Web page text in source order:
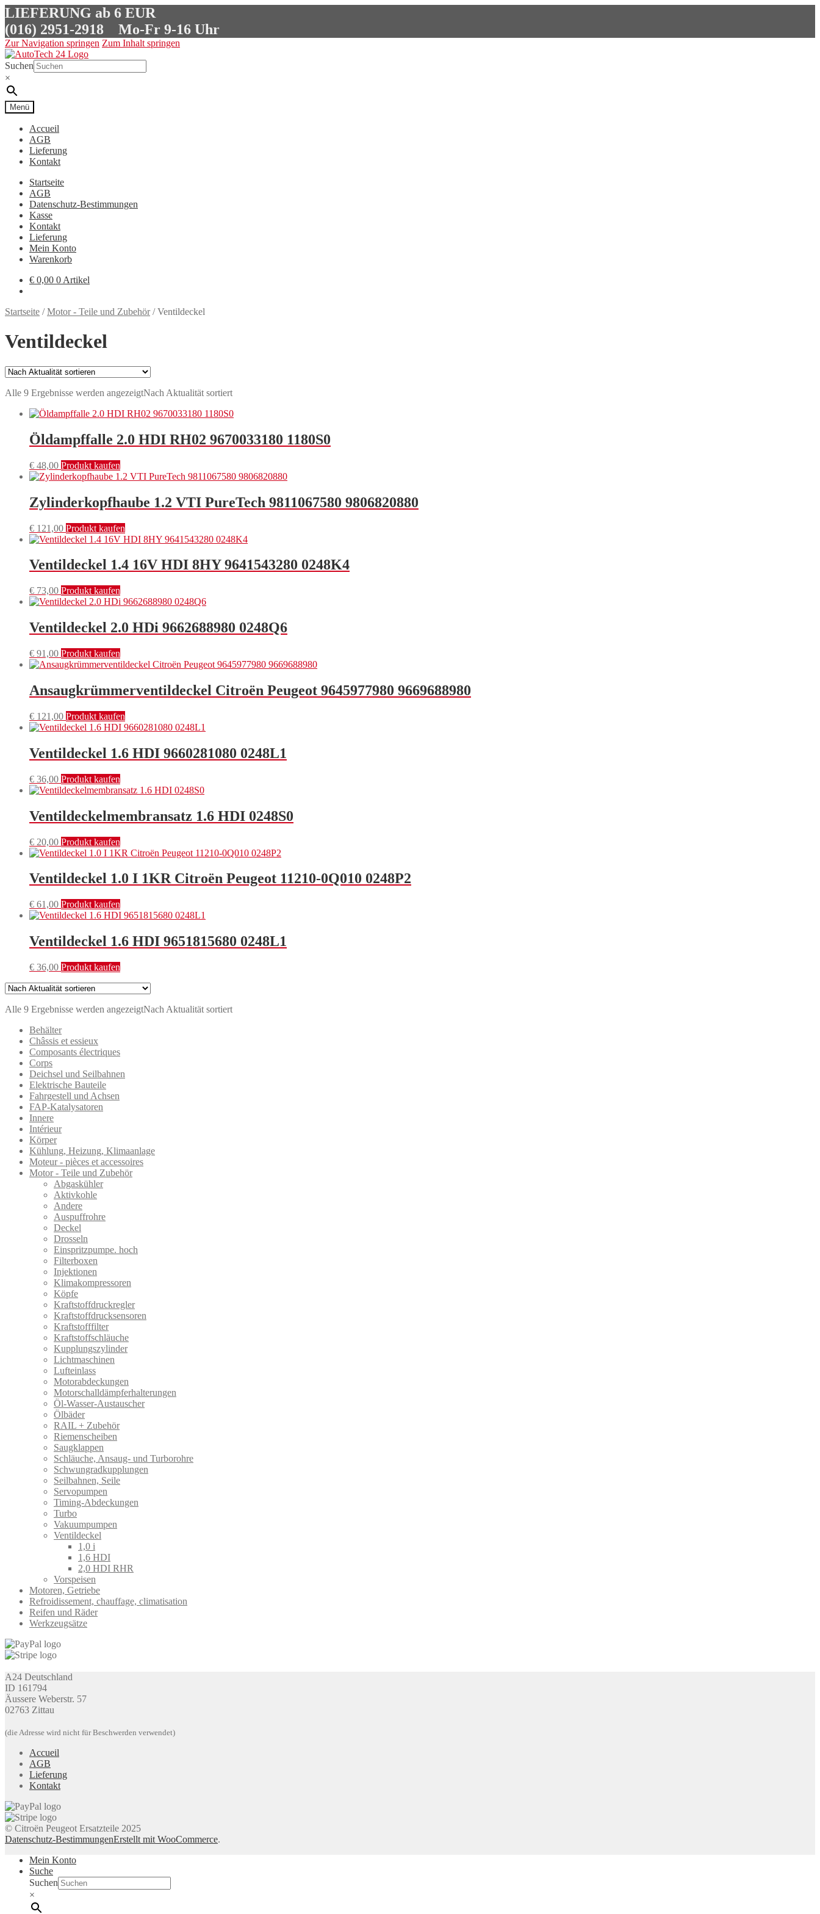
LIEFERUNG ab 6 EUR
(016) 2951-2918 Mo-Fr 9-16 Uhr
Zur Navigation springen Zum Inhalt springen
Suchen
×
Menü
Accueil
AGB
Lieferung
Kontakt
Startseite
AGB
Datenschutz-Bestimmungen
Kasse
Kontakt
Lieferung
Mein Konto
Warenkorb
€ 0,00 0 Artikel
Startseite /Motor - Teile und Zubehör/Ventildeckel
Ventildeckel
Alle 9 Ergebnisse werden angezeigtNach Aktualität sortiert
Öldampffalle 2.0 HDI RH02 9670033180 1180S0
€ 48,00 Produkt kaufen
Zylinderkopfhaube 1.2 VTI PureTech 9811067580 9806820880
€ 121,00 Produkt kaufen
Ventildeckel 1.4 16V HDI 8HY 9641543280 0248K4
€ 73,00 Produkt kaufen
Ventildeckel 2.0 HDi 9662688980 0248Q6
€ 91,00 Produkt kaufen
Ansaugkrümmerventildeckel Citroën Peugeot 9645977980 9669688980
€ 121,00 Produkt kaufen
Ventildeckel 1.6 HDI 9660281080 0248L1
€ 36,00 Produkt kaufen
Ventildeckelmembransatz 1.6 HDI 0248S0
€ 20,00 Produkt kaufen
Ventildeckel 1.0 I 1KR Citroën Peugeot 11210-0Q010 0248P2
€ 61,00 Produkt kaufen
Ventildeckel 1.6 HDI 9651815680 0248L1
€ 36,00 Produkt kaufen
Alle 9 Ergebnisse werden angezeigtNach Aktualität sortiert
Behälter
Châssis et essieux
Composants électriques
Corps
Deichsel und Seilbahnen
Elektrische Bauteile
Fahrgestell und Achsen
FAP-Katalysatoren
Innere
Intérieur
Körper
Kühlung, Heizung, Klimaanlage
Moteur - pièces et accessoires
Motor - Teile und Zubehör
Abgaskühler
Aktivkohle
Andere
Auspuffrohre
Deckel
Drosseln
Einspritzpumpe. hoch
Filterboxen
Injektionen
Klimakompressoren
Köpfe
Kraftstoffdruckregler
Kraftstoffdrucksensoren
Kraftstofffilter
Kraftstoffschläuche
Kupplungszylinder
Lichtmaschinen
Lufteinlass
Motorabdeckungen
Motorschalldämpferhalterungen
Öl-Wasser-Austauscher
Ölbäder
RAIL + Zubehör
Riemenscheiben
Saugklappen
Schläuche, Ansaug- und Turborohre
Schwungradkupplungen
Seilbahnen, Seile
Servopumpen
Timing-Abdeckungen
Turbo
Vakuumpumpen
Ventildeckel
1,0 i
1,6 HDI
2,0 HDI RHR
Vorspeisen
Motoren, Getriebe
Refroidissement, chauffage, climatisation
Reifen und Räder
Werkzeugsätze
A24 Deutschland
ID 161794
Äussere Weberstr. 57
02763 Zittau
(die Adresse wird nicht für Beschwerden verwendet)
Accueil
AGB
Lieferung
Kontakt
© Citroën Peugeot Ersatzteile 2025
Datenschutz-BestimmungenErstellt mit WooCommerce.
Mein Konto
Suche
Suchen
×